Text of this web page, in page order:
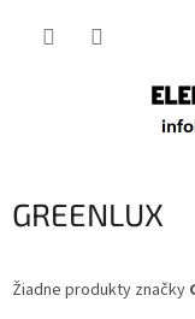
GREENLUX
Žiadne produkty značky